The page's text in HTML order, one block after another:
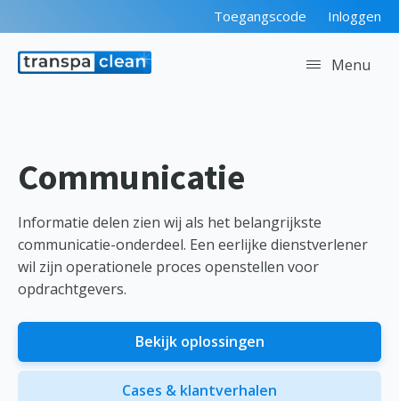
Toegangscode Inloggen
Menu
Communicatie
Informatie delen zien wij als het belangrijkste
communicatie-onderdeel. Een eerlijke dienstverlener
wil zijn operationele proces openstellen voor
opdrachtgevers.
Bekijk oplossingen
Cases & klantverhalen